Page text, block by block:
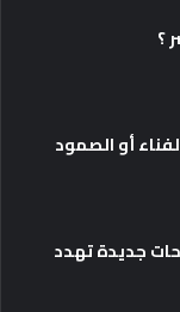
؟
أو الصمود
جديدة تهدد